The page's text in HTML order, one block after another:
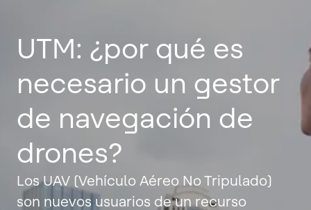
UTM: ¿por qué es
necesario un gestor
de navegación de
drones?
Los UAV (Vehículo Aéreo No Tripulado)
son nuevos usuarios de un recurso